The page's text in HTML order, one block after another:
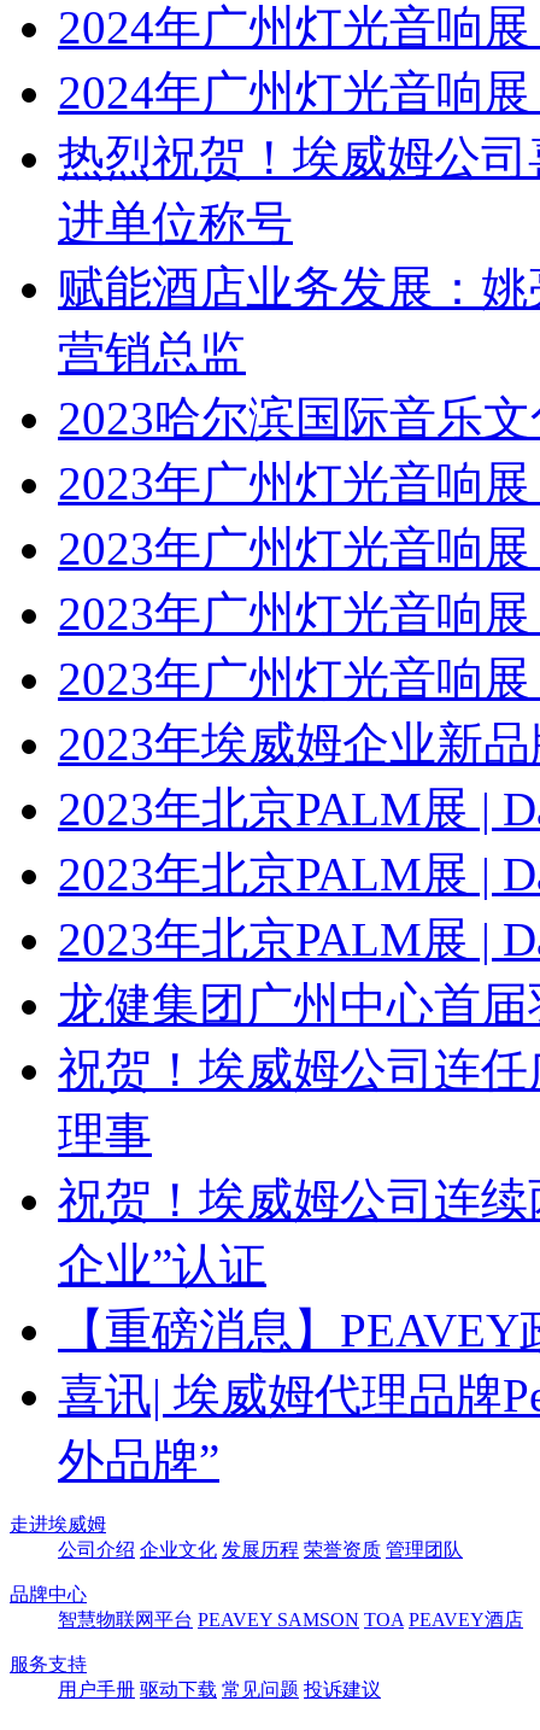
2024年广州灯光音响展
2024年广州灯光音响展
热烈祝贺！埃威姆公
进单位称号
赋能酒店业务发展：
营销总监
2023哈尔滨国际音乐
2023年广州灯光音响展
2023年广州灯光音响展
2023年广州灯光音响展
2023年广州灯光音响展
2023年埃威姆企业新
2023年北京PALM展 |
2023年北京PALM展 |
2023年北京PALM展 |
龙健集团广州中心首
祝贺！埃威姆公司连
理事
祝贺！埃威姆公司连
企业”认证
【重磅消息】
喜讯| 埃威姆代理品牌
外品牌”
走进埃威姆
公司介绍 企业文化 发展历程 荣誉资质 管理团队
品牌中心
智慧物联网平台 PEAVEY SAMSON TOA PEAVEY酒店
服务支持
用户手册 驱动下载 常见问题 投诉建议